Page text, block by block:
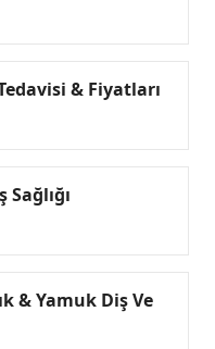
& Fiyatları
Sağlığı
& Yamuk Diş Ve